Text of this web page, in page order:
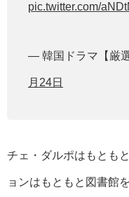
pic.twitter.com/
— 韓国ドラマ【厳
月24日
チェ・ダルポはもとも
ョンはもともと図書館